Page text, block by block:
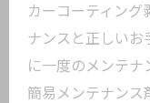
カーコーティング
ナンスと正しいお
に一度のメンテナ
簡易メンテナンス